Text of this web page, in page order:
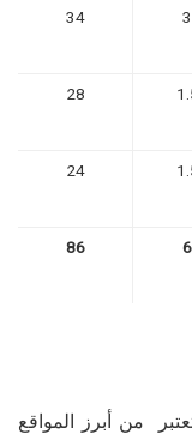
3
34
28
24
6
86
من أبرز المواقع